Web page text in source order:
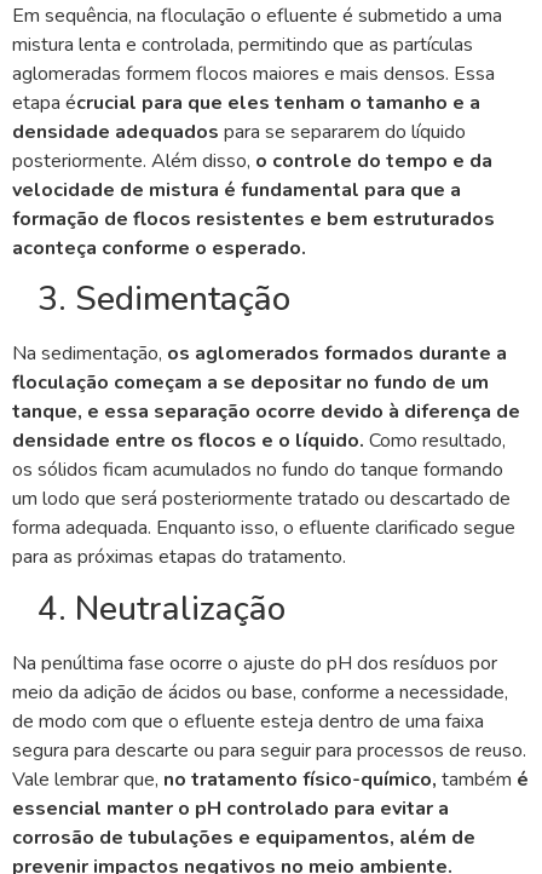
Em sequência, na floculação o efluente é submetido a uma
mistura lenta e controlada, permitindo que as partículas
aglomeradas formem flocos maiores e mais densos. Essa
etapa écrucial para que eles tenham o tamanho e a
densidade adequados para se separarem do líquido
posteriormente. Além disso, o controle do tempo e da
velocidade de mistura é fundamental para que a
formação de flocos resistentes e bem estruturados
aconteça conforme o esperado.
3. Sedimentação
Na sedimentação, os aglomerados formados durante a
floculação começam a se depositar no fundo de um
tanque, e essa separação ocorre devido à diferença de
densidade entre os flocos e o líquido. Como resultado,
os sólidos ficam acumulados no fundo do tanque formando
um lodo que será posteriormente tratado ou descartado de
forma adequada. Enquanto isso, o efluente clarificado segue
para as próximas etapas do tratamento.
4. Neutralização
Na penúltima fase ocorre o ajuste do pH dos resíduos por
meio da adição de ácidos ou base, conforme a necessidade,
de modo com que o efluente esteja dentro de uma faixa
segura para descarte ou para seguir para processos de reuso.
Vale lembrar que, no tratamento físico-químico, também é
essencial manter o pH controlado para evitar a
corrosão de tubulações e equipamentos, além de
prevenir impactos negativos no meio ambiente.